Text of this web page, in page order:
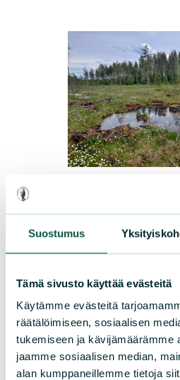
Suostumus
Tämä sivusto käyttää evästeitä
Käytämme evästeitä
räätälöimiseen, sosiaalisen
tukemiseen ja kävijämäärämme
jaamme sosiaalisen median,
alan kumppaneillemme tietoja
Sarasuon luonto
Lapinlahdella sijaitsevan
elpyminen on onnistunut
Vielä hetki sitten
on palautunut parissa
keitaaksi. Piirla Oy tukee
Luonnonsuojeluliiton